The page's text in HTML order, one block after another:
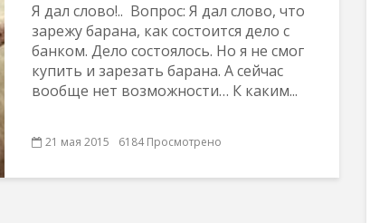
Я дал слово!.. Вопрос: Я дал слово, что
зарежу барана, как состоится дело с
банком. Дело состоялось. Но я не смог
купить и зарезать барана. А сейчас
вообще нет возможности… К каким...
21 мая 2015 6184 Просмотрено